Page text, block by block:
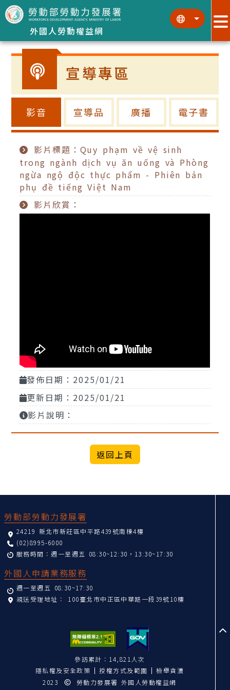
跳到主要內容區塊
外國人勞動權益網
::: :::
宣導專區
影音 宣導品 廣播 電子書
影片標題：Quy phạm về vệ sinh
trong ngành dịch vụ ăn uống và Phòng
ngừa ngộ độc thực phẩm - Phiên bản
phụ đề tiếng Việt Nam
影片欣賞：
發佈日期：2025/01/21
更新日期：2025/01/21
影片說明：
勞動部勞動力發展署
24219 新北市新莊區中平路439號南棟4樓
(02)8995-6000
服務時間：週一至週五 08:30~12:30，13:30~17:30
外國人申請業務服務
週一至週五 08:30~17:30
親送受理地址： 100臺北市中正區中華路一段39號10樓
參訪累計：14,821人次
隱私權及安全政策
授權方式及範圍
檢舉貪瀆
2023
勞動力發展署 外國人勞動權益網
至